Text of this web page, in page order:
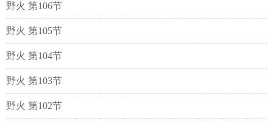
野火 第106节
野火 第105节
野火 第104节
野火 第103节
野火 第102节